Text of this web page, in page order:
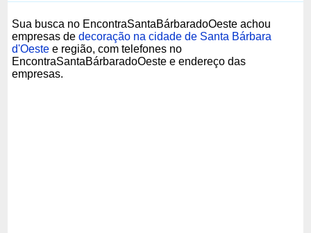
Sua busca no EncontraSantaBárbaradoOeste achou
empresas dedecoração na cidade de Santa Bárbara
d'Oeste e região, com telefones no
EncontraSantaBárbaradoOeste e endereço das
empresas.